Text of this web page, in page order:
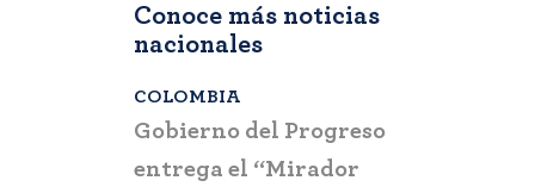
Conoce más noticias
nacionales
COLOMBIA
Gobierno del Progreso
entrega el “Mirador